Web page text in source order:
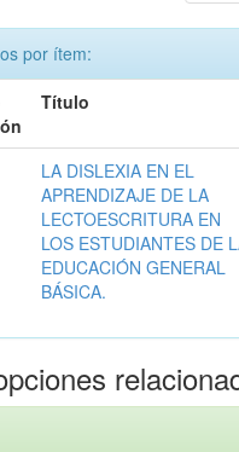
por ítem:
Título
LA DISLEXIA EN EL
APRENDIZAJE DE LA
LECTOESCRITURA EN
LOS ESTUDIANTES DE
EDUCACIÓN GENERAL
BÁSICA.